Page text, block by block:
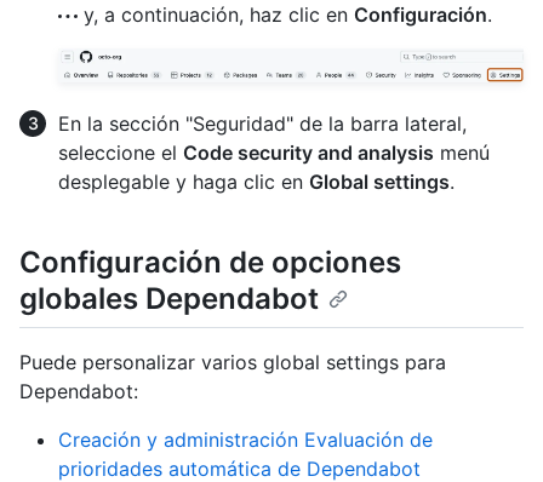
y, a continuación, haz clic en Configuración.
En la sección "Seguridad" de la barra lateral,
seleccione el Code security and analysis menú
desplegable y haga clic en Global settings.
Configuración de opciones
globales Dependabot
Puede personalizar varios global settings para
Dependabot:
Creación y administración Evaluación de
prioridades automática de Dependabot